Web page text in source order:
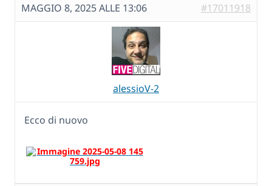
MAGGIO 8, 2025 ALLE 13:06 #17011918
alessioV-2
Ecco di nuovo